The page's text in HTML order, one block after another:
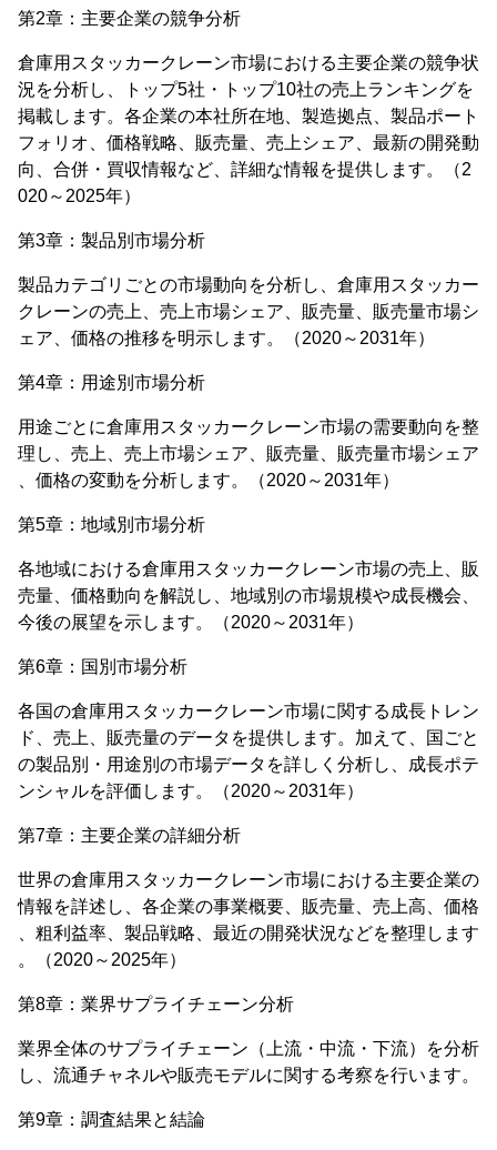
第2章：主要企業の競争分析
倉庫用スタッカークレーン市場における主要企業の競争状
況を分析し、トップ5社・トップ10社の売上ランキングを
掲載します。各企業の本社所在地、製造拠点、製品ポート
フォリオ、価格戦略、販売量、売上シェア、最新の開発動
向、合併・買収情報など、詳細な情報を提供します。（2
020～2025年）
第3章：製品別市場分析
製品カテゴリごとの市場動向を分析し、倉庫用スタッカー
クレーンの売上、売上市場シェア、販売量、販売量市場シ
ェア、価格の推移を明示します。（2020～2031年）
第4章：用途別市場分析
用途ごとに倉庫用スタッカークレーン市場の需要動向を整
理し、売上、売上市場シェア、販売量、販売量市場シェア
、価格の変動を分析します。（2020～2031年）
第5章：地域別市場分析
各地域における倉庫用スタッカークレーン市場の売上、販
売量、価格動向を解説し、地域別の市場規模や成長機会、
今後の展望を示します。（2020～2031年）
第6章：国別市場分析
各国の倉庫用スタッカークレーン市場に関する成長トレン
ド、売上、販売量のデータを提供します。加えて、国ごと
の製品別・用途別の市場データを詳しく分析し、成長ポテ
ンシャルを評価します。（2020～2031年）
第7章：主要企業の詳細分析
世界の倉庫用スタッカークレーン市場における主要企業の
情報を詳述し、各企業の事業概要、販売量、売上高、価格
、粗利益率、製品戦略、最近の開発状況などを整理します
。（2020～2025年）
第8章：業界サプライチェーン分析
業界全体のサプライチェーン（上流・中流・下流）を分析
し、流通チャネルや販売モデルに関する考察を行います。
第9章：調査結果と結論